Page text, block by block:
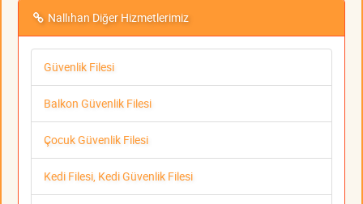
Nallıhan Diğer Hizmetlerimiz
Güvenlik Filesi
Balkon Güvenlik Filesi
Çocuk Güvenlik Filesi
Kedi Filesi, Kedi Güvenlik Filesi